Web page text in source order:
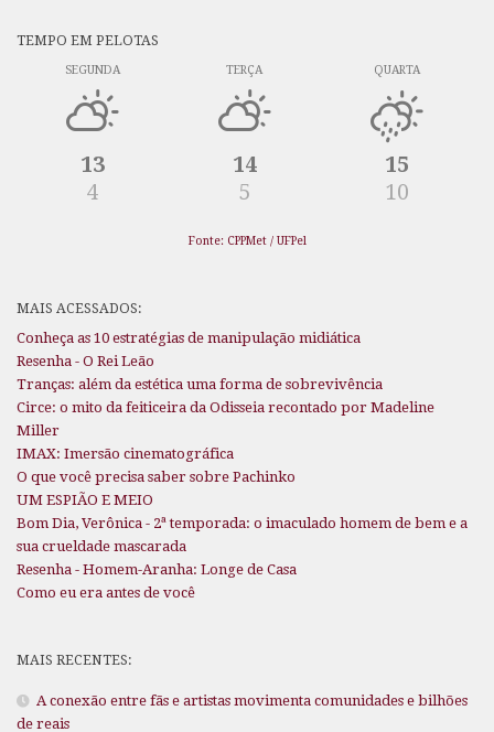
TEMPO EM PELOTAS
SEGUNDA
13
4
TERÇA
14
5
QUARTA
15
10
Fonte: CPPMet / UFPel
MAIS ACESSADOS:
Conheça as 10 estratégias de manipulação midiática
Resenha - O Rei Leão
Tranças: além da estética uma forma de sobrevivência
Circe: o mito da feiticeira da Odisseia recontado por Madeline
Miller
IMAX: Imersão cinematográfica
O que você precisa saber sobre Pachinko
UM ESPIÃO E MEIO
Bom Dia, Verônica - 2ª temporada: o imaculado homem de bem e a
sua crueldade mascarada
Resenha - Homem-Aranha: Longe de Casa
Como eu era antes de você
MAIS RECENTES:
A conexão entre fãs e artistas movimenta comunidades e bilhões
de reais